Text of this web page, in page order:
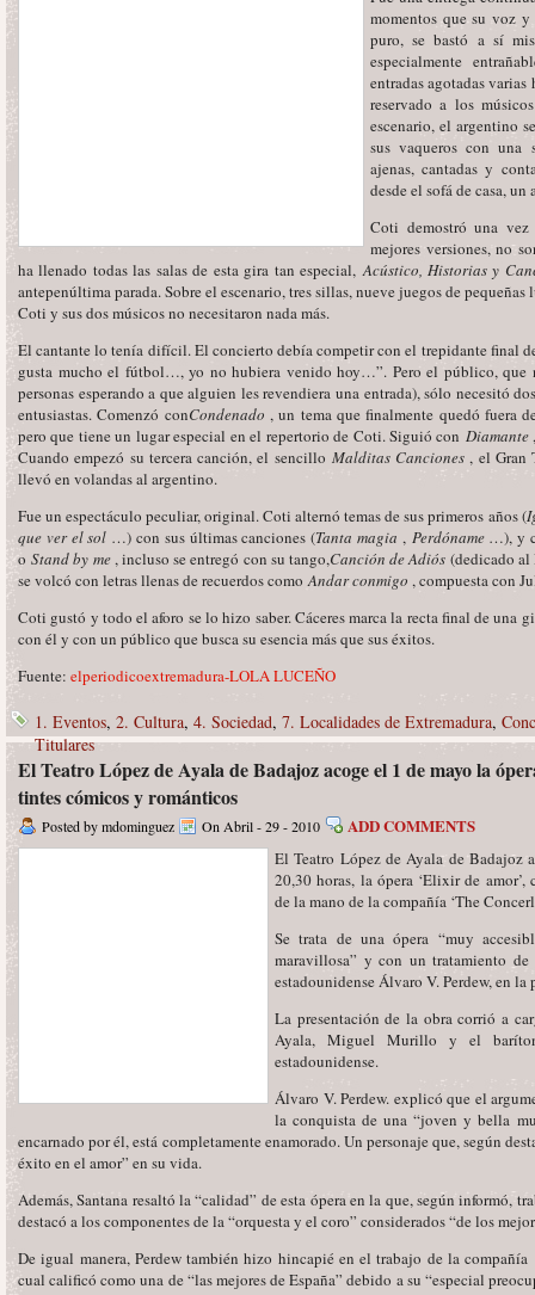
momentos que su voz
puro, se bastó a sí
especialmente
entradas agotadas
reservado a los
escenario, el argentino
sus vaqueros con una
ajenas, cantadas y
desde el sofá de casa,
Coti demostró una vez
mejores versiones, no
ha llenado todas las salas de esta gira tan especial,Acústico, Historias y
antepenúltima parada. Sobre el escenario, tres sillas, nueve juegos de
Coti y sus dos músicos no necesitaron nada más.
El cantante lo tenía difícil. El concierto debía competir con el trepidante final
gusta mucho el fútbol…, yo no hubiera venido hoy…”. Pero el público, que
personas esperando a que alguien les revendiera una entrada), sólo necesitó
entusiastas. Comenzó conCondenado , un tema que finalmente quedó fuera
pero que tiene un lugar especial en el repertorio de Coti. Siguió con Diamante
Cuando empezó su tercera canción, el sencillo Malditas Canciones, el Gran
llevó en volandas al argentino.
Fue un espectáculo peculiar, original. Coti alternó temas de sus primeros años (
que ver el sol …) con sus últimas canciones (Tanta magia , Perdóname …), y
oStand by me, incluso se entregó con su tango,Canción de Adiós (dedicado al
se volcó con letras llenas de recuerdos comoAndar conmigo , compuesta con
Coti gustó y todo el aforo se lo hizo saber. Cáceres marca la recta final de una
con él y con un público que busca su esencia más que sus éxitos.
Fuente: elperiodicoextremadura-LOLA LUCEÑO
1. Eventos, 2. Cultura, 4. Sociedad, 7. Localidades de Extremadura,
Titulares
El Teatro López de Ayala de Badajoz acoge el 1 de mayo la
tintes cómicos y románticos
Posted by mdominguez On Abril - 29 - 2010 ADD COMMENTS
El Teatro López de Ayala de Badajoz
20,30 horas, la ópera ‘Elixir de
de la mano de la compañía ‘The
Se trata de una ópera “muy
maravillosa” y con un tratamiento
estadounidense Álvaro V. Perdew, en
La presentación de la obra corrió a
Ayala, Miguel Murillo y el
estadounidense.
Álvaro V. Perdew. explicó que el
la conquista de una “joven y bella
encarnado por él, está completamente enamorado. Un personaje que, según
éxito en el amor” en su vida.
Además, Santana resaltó la “calidad” de esta ópera en la que, según informó,
destacó a los componentes de la “orquesta y el coro” considerados “de los
De igual manera, Perdew también hizo hincapié en el trabajo de la compañía
cual calificó como una de “las mejores de España” debido a su “especial